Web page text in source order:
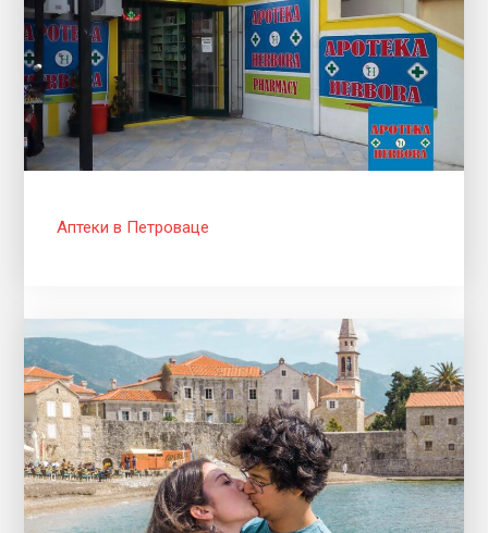
Аптеки в Петроваце